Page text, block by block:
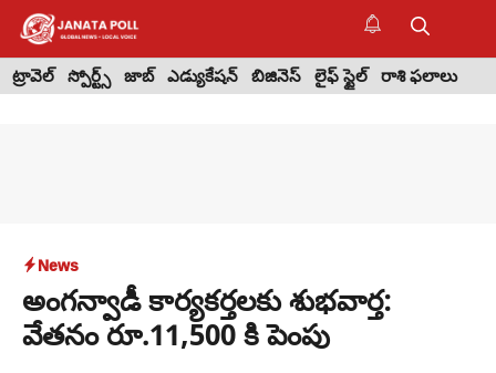
Skip
content
ట్రావెల్ స్పోర్ట్స్ జాబ్ ఎడ్యుకేషన్ బిజినెస్ లైఫ్ స్టైల్ రాశి ఫలాలు
News
అంగన్వాడీ కార్యకర్తలకు శుభవార్త:
వేతనం రూ.11,500 కి పెంపు